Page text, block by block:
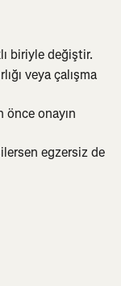
biriyle değiştir.
veya çalışma
önce onayın
egzersiz de